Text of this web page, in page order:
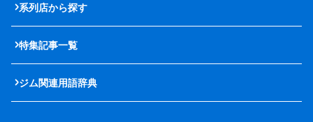
系列店から探す
特集記事一覧
ジム関連用語辞典